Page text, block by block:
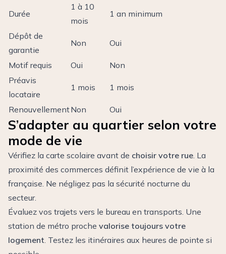
Durée
1 à 10
mois
1 an minimum
Dépôt de
garantie
Non Oui
Motif requis Oui
Non
Préavis
locataire
1 mois 1 mois
RenouvellementNon Oui
S’adapter au quartier selon votre
mode de vie
Vérifiez la carte scolaire avant de choisir votre rue. La
proximité des commerces définit l’expérience de vie à la
française. Ne négligez pas la sécurité nocturne du
secteur.
Évaluez vos trajets vers le bureau en transports. Une
station de métro proche valorise toujours votre
logement. Testez les itinéraires aux heures de pointe si